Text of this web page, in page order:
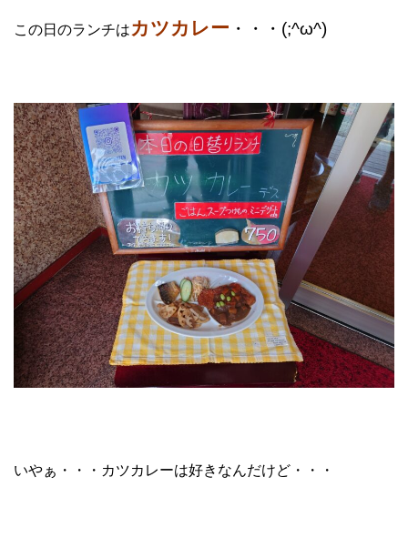
この日のランチはカツカレー ・・・(;^ω^)
いやぁ・・・カツカレーは好きなんだけど・・・